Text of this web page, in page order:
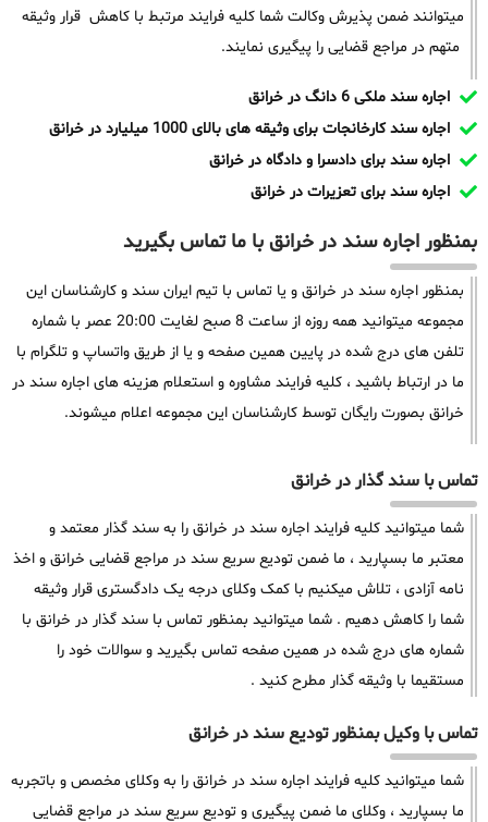
میتوانند ضمن پذیرش وکالت شما کلیه فرایند مرتبط با کاهش قرار وثیقه
متهم در مراجع قضایی را پیگیری نمایند.
اجاره سند ملکی 6 دانگ در خرانق
اجاره سند کارخانجات برای وثیقه های بالای 1000 میلیارد در خرانق
اجاره سند برای دادسرا و دادگاه در خرانق
اجاره سند برای تعزیرات در خرانق
بمنظور اجاره سند در خرانق با ما تماس بگیرید
بمنظور اجاره سند در خرانق و یا تماس با تیم ایران سند و کارشناسان این
مجموعه میتوانید همه روزه از ساعت 8 صبح لغایت 20:00 عصر با شماره
تلفن های درج شده در پایین همین صفحه و یا از طریق واتساپ و تلگرام با
ما در ارتباط باشید ، کلیه فرایند مشاوره و استعلام هزینه های اجاره سند در
خرانق بصورت رایگان توسط کارشناسان این مجموعه اعلام میشوند.
تماس با سند گذار در خرانق
شما میتوانید کلیه فرایند اجاره سند در خرانق را به سند گذار معتمد و
معتبر ما بسپارید ، ما ضمن تودیع سریع سند در مراجع قضایی خرانق و اخذ
نامه آزادی ، تلاش میکنیم با کمک وکلای درجه یک دادگستری قرار وثیقه
شما را کاهش دهیم . شما میتوانید بمنظور تماس با سند گذار در خرانق با
شماره های درج شده در همین صفحه تماس بگیرید و سوالات خود را
مستقیما با وثیقه گذار مطرح کنید .
تماس با وکیل بمنظور تودیع سند در خرانق
شما میتوانید کلیه فرایند اجاره سند در خرانق را به وکلای مخصص و باتجربه
ما بسپارید ، وکلای ما ضمن پیگیری و تودیع سریع سند در مراجع قضایی